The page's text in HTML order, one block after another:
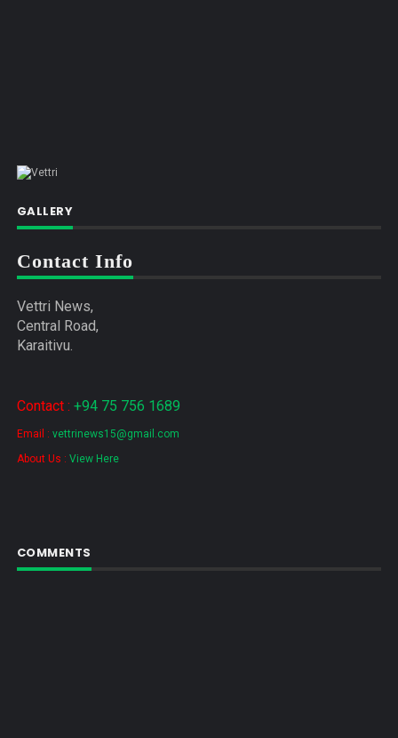
GALLERY
Contact Info
Vettri News,
Central Road,
Karaitivu.
Contact : +94 75 756 1689
Email : vettrinews15@gmail.com
About Us : View Here
COMMENTS